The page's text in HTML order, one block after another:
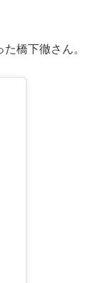
橋下徹さん。